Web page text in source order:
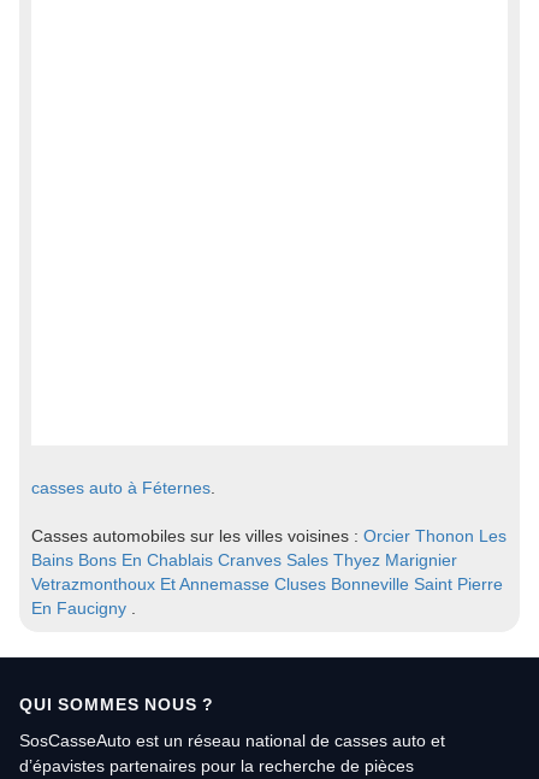
casses auto à Féternes
Casses automobiles sur les villes voisines : Orcier Thonon Les
Bains Bons En Chablais Cranves Sales Thyez Marignier
Vetrazmonthoux Et Annemasse Cluses Bonneville Saint Pierre
En Faucigny
QUI SOMMES NOUS ?
SosCasseAuto est un réseau national de casses auto et
d’épavistes partenaires pour la recherche de pièces